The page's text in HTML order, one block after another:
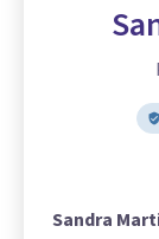
Sandra